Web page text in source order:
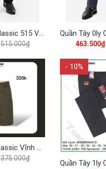
Quần Tây 0ly Classic 515 Vĩnh Tiến - Đen Muối Tiêu
515.000₫ 463.500₫
Quần Shorts Classic Vĩnh Tiến 375 - Nhiều Màu
375.000₫
- 10%